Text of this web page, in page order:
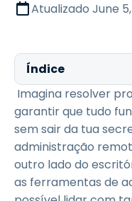
Atualizado June
Índice
Imagina resolver
garantir que tudo
sem sair da tua
administração
outro lado do
as ferramentas de